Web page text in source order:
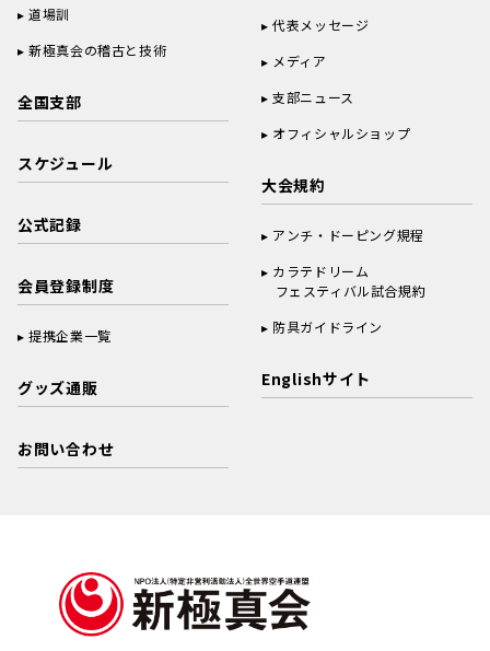
道場訓
新極真会の稽古と技術
全国支部
スケジュール
公式記録
会員登録制度
提携企業一覧
グッズ通販
お問い合わせ
代表メッセージ
メディア
支部ニュース
オフィシャルショップ
大会規約
アンチ・ドーピング規程
カラテドリーム
フェスティバル試合規約
防具ガイドライン
Englishサイト